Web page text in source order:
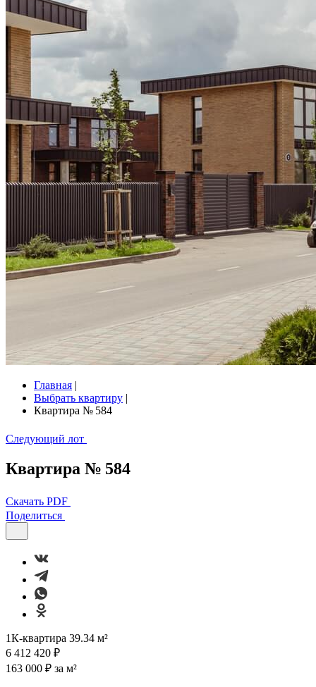
Главная |
Выбрать квартиру |
Квартира № 584
Следующий лот
Квартира № 584
Скачать PDF
Поделиться
1К-квартира 39.34 м²
6 412 420 ₽
163 000 ₽ за м²